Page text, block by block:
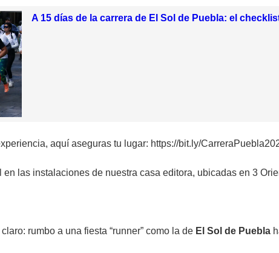
A 15 días de la carrera de El Sol de Puebla: el
aquí aseguras tu lugar: https://bit.ly/
las instalaciones de nuestra casa editora, ubicadas en 3
rumbo a una fiesta “runner” como la de El Sol de Puebla